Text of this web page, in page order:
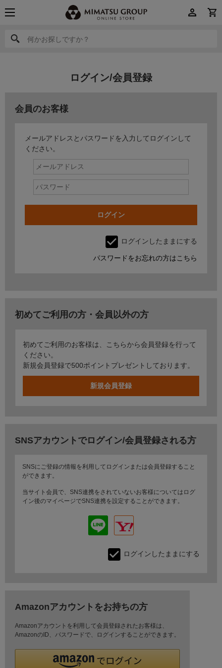
何かお探しですか？
何かお探しですか？
ログイン/会員登録
会員のお客様
メールアドレスとパスワードを入力してログインして
ください。
ログインしたままにする
パスワードをお忘れの方はこちら
SNSアカウントでログイン/会員登録される方
SNSにご登録の情報を利用してログインまたは会員登録すること
ができます。
当サイト会員で、SNS連携をされていないお客様についてはログ
イン後のマイページでSNS連携を設定することができます。
ログインしたままにする
Amazonアカウントをお持ちの方
Amazonアカウントを利用して会員登録されたお客様は、
AmazonのID、パスワードで、ログインすることができます。
初めてご利用の方・会員以外の方
初めてご利用のお客様は、こちらから会員登録を行って
ください。
新規会員登録で500ポイントプレゼントしております。